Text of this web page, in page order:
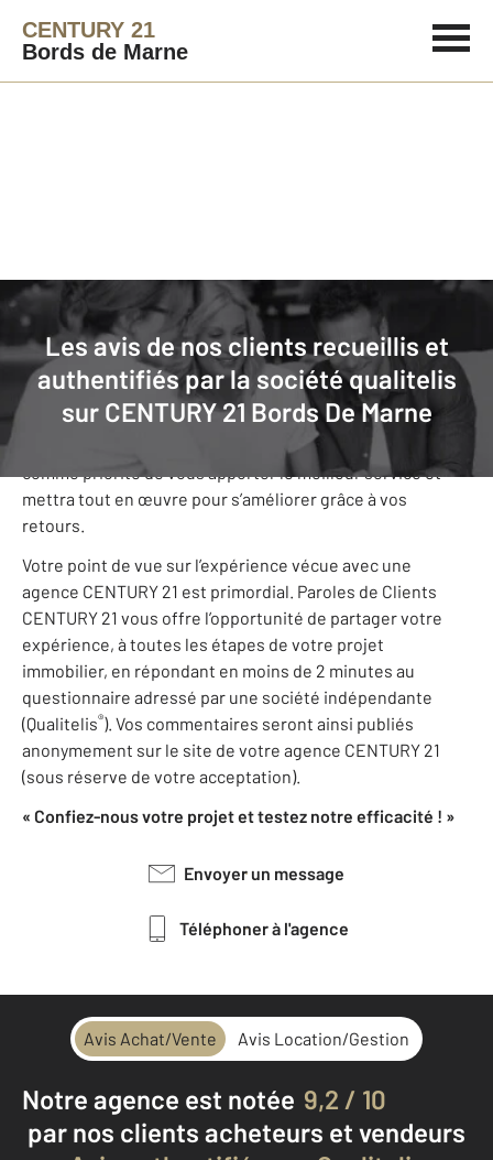
CENTURY 21
Bords de Marne
Les avis de nos clients recueillis et
authentifiés par la société qualitelis
sur CENTURY 21 Bords De Marne
Agence immobilière Avis de nos clients
CENTURY 21 Bords De Marne: nos
clients donnent leurs avis
Notre agence CENTURY 21 Bords de Marne s’est fixée
comme priorité de vous apporter le meilleur service et
mettra tout en œuvre pour s’améliorer grâce à vos
retours.
Votre point de vue sur l’expérience vécue avec une
agence CENTURY 21 est primordial. Paroles de Clients
CENTURY 21 vous offre l’opportunité de partager votre
expérience, à toutes les étapes de votre projet
immobilier, en répondant en moins de 2 minutes au
questionnaire adressé par une société indépendante
(Qualitelis®). Vos commentaires seront ainsi publiés
anonymement sur le site de votre agence CENTURY 21
(sous réserve de votre acceptation).
« Confiez-nous votre projet et testez notre efficacité ! »
Envoyer un message
Téléphoner à l'agence
Avis Achat/Vente Avis Location/Gestion
Notre agence est notée 9,2 / 10
par nos clients acheteurs et vendeurs